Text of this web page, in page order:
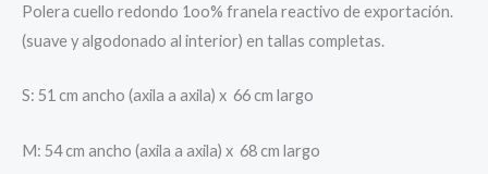
Polera cuello redondo 1oo% franela reactivo de exportación.
(suave y algodonado al interior) en tallas completas.
S: 51 cm ancho (axila a axila) x 66 cm largo
M: 54 cm ancho (axila a axila) x 68 cm largo